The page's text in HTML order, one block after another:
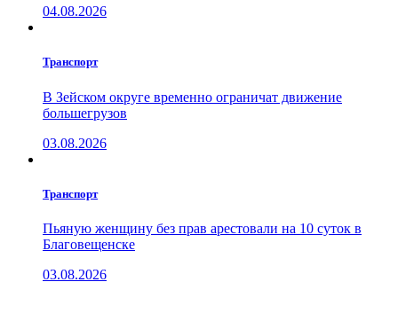
04.08.2026
Транспорт
В Зейском округе временно ограничат движение
большегрузов
03.08.2026
Транспорт
Пьяную женщину без прав арестовали на 10 суток в
Благовещенске
03.08.2026